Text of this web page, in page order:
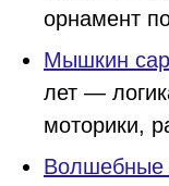
орнамент
Мышкин
лет —
моторики,
Волшебные